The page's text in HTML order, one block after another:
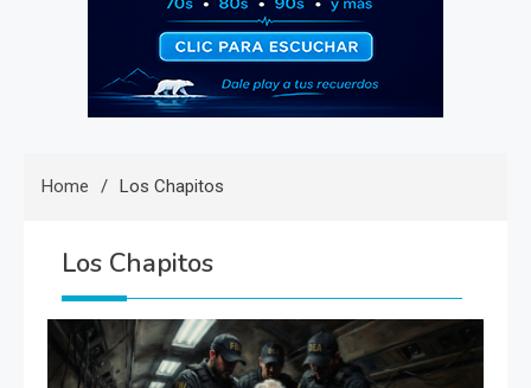
Home Los Chapitos
Los Chapitos